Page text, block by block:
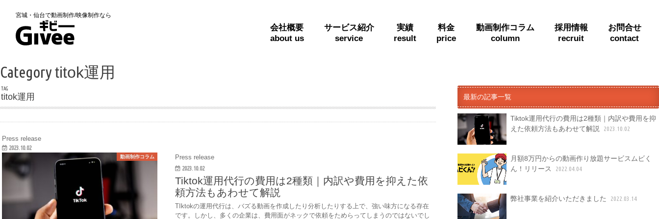
宮城・仙台で動画制作/映像制作なら
会社概要
about us
サービス紹介
service
実績
result
料金
price
動画制作コラム
column
採用情報
recruit
お問合せ
contact
Categorytitok運用
TAG
titok運用
Press release
2023.10.02
動画制作コラム Press release
2023.10.02
Tiktok運用代行の費用は2種類｜内訳や費用を抑えた依
頼方法もあわせて解説
TIktokの運用代行は、バズる動画を作成したり分析したりする上で、強い味方になる存在
です。しかし、多くの企業は、費用面がネックで依頼をためらってしまうのではないでし
最新の記事一覧
Tiktok運用代行の費用は2種類｜内訳や費用を抑
えた依頼方法もあわせて解説
2023.10.02
月額8万円からの動画作り放題サービスムビく
ん！リリース
2022.04.04
弊社事業を紹介いただきました 2022.03.14